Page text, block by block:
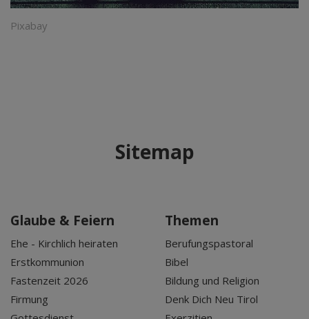
Pixabay
Sitemap
Glaube & Feiern
Ehe - Kirchlich heiraten
Erstkommunion
Fastenzeit 2026
Firmung
Themen
Berufungspastoral
Bibel
Bildung und Religion
Denk Dich Neu Tirol